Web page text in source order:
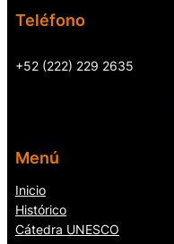
Teléfono
+52 (222) 229 2635
Menú
Inicio
Histórico
Cátedra UNESCO